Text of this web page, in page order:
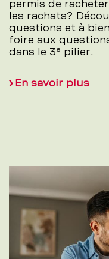
permis de
les rachats?
questions et à
foire aux
dans le 3e pilier.
En savoir plus